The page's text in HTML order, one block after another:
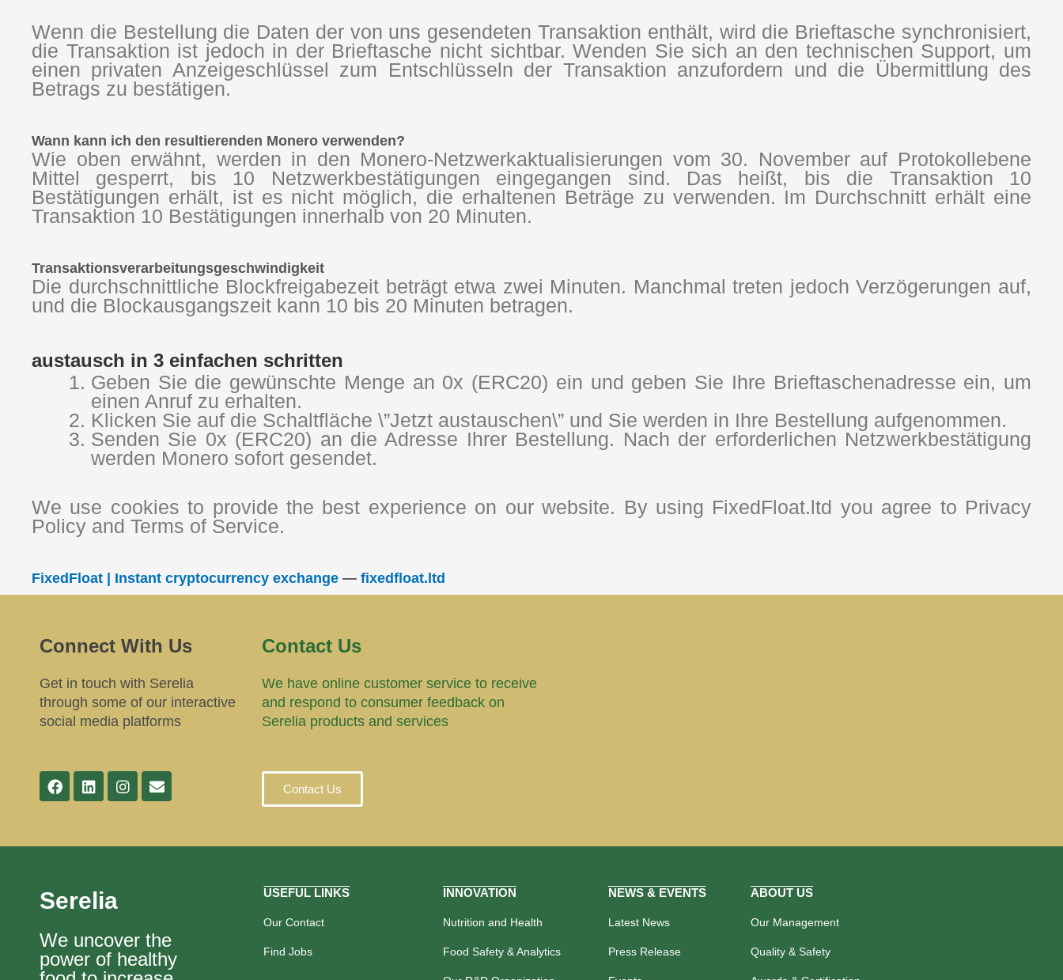
Wenn die Bestellung die Daten der von uns gesendeten Transaktion enthält, wird die Brieftasche synchronisiert,
die Transaktion ist jedoch in der Brieftasche nicht sichtbar. Wenden Sie sich an den technischen Support, um
einen privaten Anzeigeschlüssel zum Entschlüsseln der Transaktion anzufordern und die Übermittlung des
Betrags zu bestätigen.
Wann kann ich den resultierenden Monero verwenden?
Wie oben erwähnt, werden in den Monero-Netzwerkaktualisierungen vom 30. November auf Protokollebene
Mittel gesperrt, bis 10 Netzwerkbestätigungen eingegangen sind. Das heißt, bis die Transaktion 10
Bestätigungen erhält, ist es nicht möglich, die erhaltenen Beträge zu verwenden. Im Durchschnitt erhält eine
Transaktion 10 Bestätigungen innerhalb von 20 Minuten.
Transaktionsverarbeitungsgeschwindigkeit
Die durchschnittliche Blockfreigabezeit beträgt etwa zwei Minuten. Manchmal treten jedoch Verzögerungen auf,
und die Blockausgangszeit kann 10 bis 20 Minuten betragen.
austausch in 3 einfachen schritten
Geben Sie die gewünschte Menge an 0x (ERC20) ein und geben Sie Ihre Brieftaschenadresse ein, um
einen Anruf zu erhalten.
Klicken Sie auf die Schaltfläche \”Jetzt austauschen\” und Sie werden in Ihre Bestellung aufgenommen.
Senden Sie 0x (ERC20) an die Adresse Ihrer Bestellung. Nach der erforderlichen Netzwerkbestätigung
werden Monero sofort gesendet.
We use cookies to provide the best experience on our website. By using FixedFloat.ltd you agree to Privacy
Policy and Terms of Service.
FixedFloat | Instant cryptocurrency exchange — fixedfloat.ltd
Connect With Us
Get in touch with Serelia
through some of our interactive
social media platforms
Contact Us
We have online customer service to receive
and respond to consumer feedback on
Serelia products and services
Contact Us
Serelia
We uncover the
power of healthy
USEFUL LINKS
Our Contact
Find Jobs
INNOVATION
Nutrition and Health
Food Safety & Analytics
NEWS & EVENTS
Latest News
Press Release
ABOUT US
Our Management
Quality & Safety